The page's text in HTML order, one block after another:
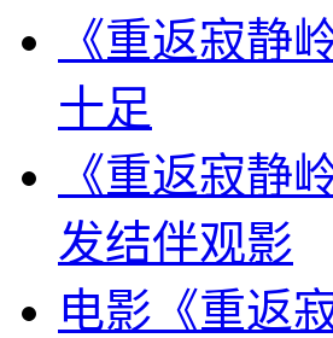
《重返寂静
十足
《重返寂静
发结伴观影
电影《重返